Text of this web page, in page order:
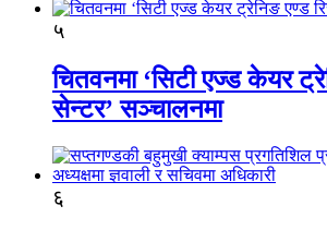
५
चितवनमा ‘सिटी एज्ड केयर
सेन्टर’ सञ्चालनमा
६